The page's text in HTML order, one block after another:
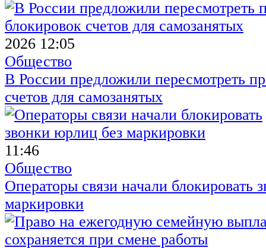
2026 12:05
Общество
В России предложили пересмотреть
счетов для самозанятых
11:46
Общество
Операторы связи начали блокировать
маркировки